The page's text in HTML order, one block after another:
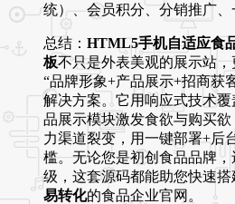
统）、会员积分、分销推广、
总结： HTML5手机自适应食
板不只是外表美观的展示站
“品牌形象+产品展示+招商获
解决方案。它用响应式技术
品展示模块激发食欲与购买
力渠道裂变，用一键部署+后
槛。无论您是初创食品品牌
级，这套源码都能助您快速搭
易转化的食品企业官网。